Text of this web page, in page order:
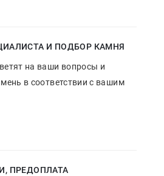
И ПОДБОР КАМНЯ
на ваши вопросы и
в соответствии с вашим
ПРЕДОПЛАТА